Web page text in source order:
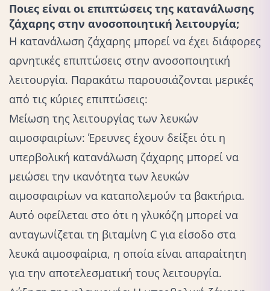
Ποιες είναι οι επιπτώσεις της κατανάλωσης
ζάχαρης στην ανοσοποιητική λειτουργία;
Η κατανάλωση ζάχαρης μπορεί να έχει διάφορες
αρνητικές επιπτώσεις στην ανοσοποιητική
λειτουργία. Παρακάτω παρουσιάζονται μερικές
από τις κύριες επιπτώσεις:
Μείωση της λειτουργίας των λευκών
αιμοσφαιρίων: Έρευνες έχουν δείξει ότι η
υπερβολική κατανάλωση ζάχαρης μπορεί να
μειώσει την ικανότητα των λευκών
αιμοσφαιρίων να καταπολεμούν τα βακτήρια.
Αυτό οφείλεται στο ότι η γλυκόζη μπορεί να
ανταγωνίζεται τη βιταμίνη C για είσοδο στα
λευκά αιμοσφαίρια, η οποία είναι απαραίτητη
για την αποτελεσματική τους λειτουργία.